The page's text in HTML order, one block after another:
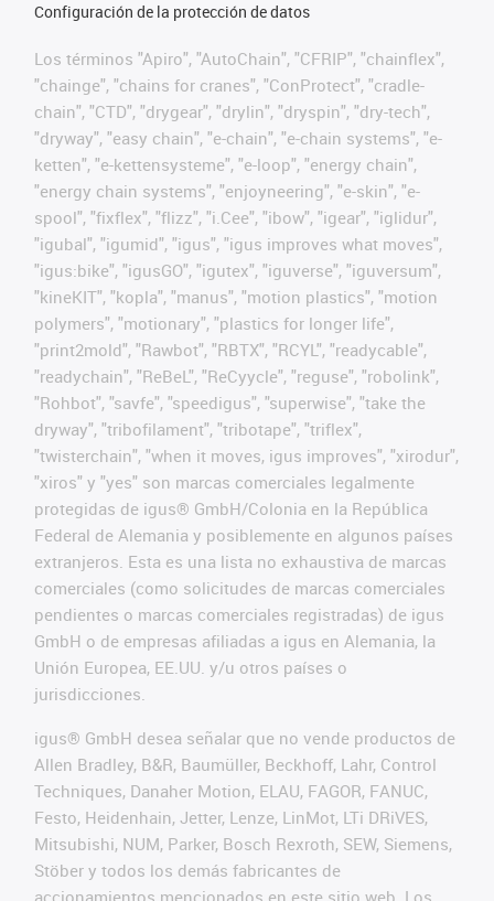
Configuración de la protección de datos
Los términos "Apiro", "AutoChain", "CFRIP", "chainflex",
"chainge", "chains for cranes", "ConProtect", "cradle-
chain", "CTD", "drygear", "drylin", "dryspin", "dry-tech",
"dryway", "easy chain", "e-chain", "e-chain systems", "e-
ketten", "e-kettensysteme", "e-loop", "energy chain",
"energy chain systems", "enjoyneering", "e-skin", "e-
spool", "fixflex", "flizz", "i.Cee", "ibow", "igear", "iglidur",
"igubal", "igumid", "igus", "igus improves what moves",
"igus:bike", "igusGO", "igutex", "iguverse", "iguversum",
"kineKIT", "kopla", "manus", "motion plastics", "motion
polymers", "motionary", "plastics for longer life",
"print2mold", "Rawbot", "RBTX", "RCYL", "readycable",
"readychain", "ReBeL", "ReCyycle", "reguse", "robolink",
"Rohbot", "savfe", "speedigus", "superwise", "take the
dryway", "tribofilament", "tribotape", "triflex",
"twisterchain", "when it moves, igus improves", "xirodur",
"xiros" y "yes" son marcas comerciales legalmente
protegidas de igus® GmbH/Colonia en la República
Federal de Alemania y posiblemente en algunos países
extranjeros. Esta es una lista no exhaustiva de marcas
comerciales (como solicitudes de marcas comerciales
pendientes o marcas comerciales registradas) de igus
GmbH o de empresas afiliadas a igus en Alemania, la
Unión Europea, EE.UU. y/u otros países o
jurisdicciones.
igus® GmbH desea señalar que no vende productos de
Allen Bradley, B&R, Baumüller, Beckhoff, Lahr, Control
Techniques, Danaher Motion, ELAU, FAGOR, FANUC,
Festo, Heidenhain, Jetter, Lenze, LinMot, LTi DRiVES,
Mitsubishi, NUM, Parker, Bosch Rexroth, SEW, Siemens,
Stöber y todos los demás fabricantes de
accionamientos mencionados en este sitio web. Los